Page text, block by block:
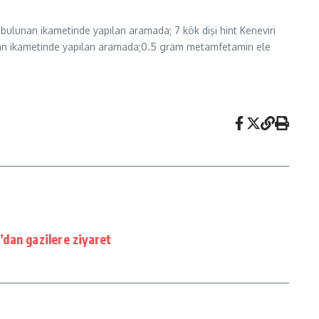
ikametinde yapılan aramada; 7 kök dişi hint Keneviri
ikametinde yapılan aramada;0.5 gram metamfetamin ele
gazilere ziyaret